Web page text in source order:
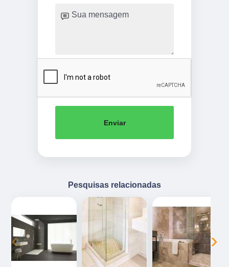
Enviar
Pesquisas relacionadas
‹ ›